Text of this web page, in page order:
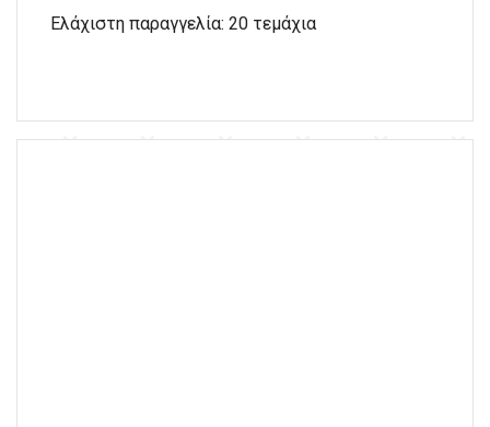
Ελάχιστη παραγγελία: 20 τεμάχια